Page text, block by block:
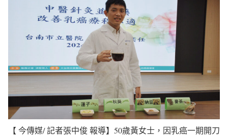
【 今傳媒/ 記者張中俊 報導】50歲黃女士，因乳癌一期開刀